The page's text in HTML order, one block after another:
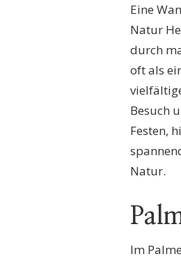
Eine
Natur
durch
oft als
Besuch
Festen,
Natur.
Im